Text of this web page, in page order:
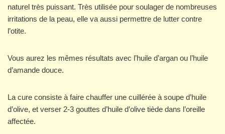
naturel très puissant. Très utilisée pour soulager de nombreuses
irritations de la peau, elle va aussi permettre de lutter contre
l’otite.
Vous aurez les mêmes résultats avec l’huile d’argan ou l’huile
d’amande douce.
La cure consiste à faire chauffer une cuillérée à soupe d’huile
d’olive, et verser 2-3 gouttes d’huile d’olive tiède dans l’oreille
affectée.